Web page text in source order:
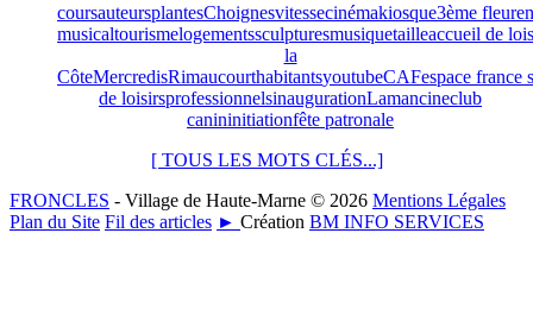
coursauteursplantesChoignesvitessecinémakiosque3ème fleur
musicaltourismelogementssculpturesmusiquetailleaccueil de
la
CôteMercredisRimaucourthabitantsyoutubeCAFespace france
de loisirsprofessionnelsinaugurationLamancineclub
canininitiationfête patronale
[ TOUS LES MOTS CLÉS...]
FRONCLES - Village de Haute-Marne © 2026 Mentions Légales
Plan du Site Fil des articles ► Création BM INFO SERVICES